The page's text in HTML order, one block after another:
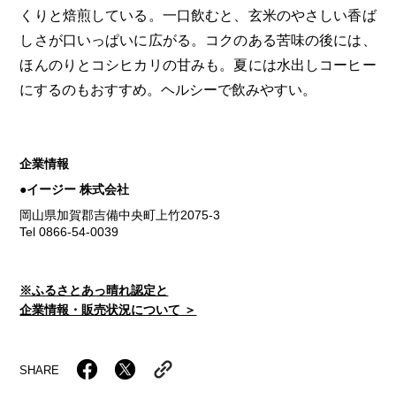
ふるさとあっ晴れ認定とは デジタルカタログ
くりと焙煎している。一口飲むと、玄米のやさしい香ば
しさが口いっぱいに広がる。コクのある苦味の後には、
ほんのりとコシヒカリの甘みも。夏には水出しコーヒー
にするのもおすすめ。ヘルシーで飲みやすい。
企業情報
●イージー 株式会社
岡山県加賀郡吉備中央町上竹2075-3
Tel 0866-54-0039
※ふるさとあっ晴れ認定と
企業情報・販売状況について ＞
SHARE